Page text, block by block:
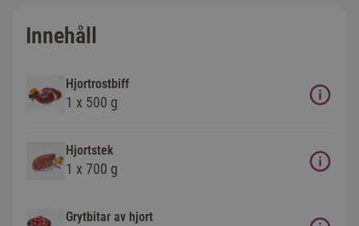
Innehåll
Hjortrostbiff
1 x 500 g
Hjortstek
1 x 700 g
Grytbitar av hjort